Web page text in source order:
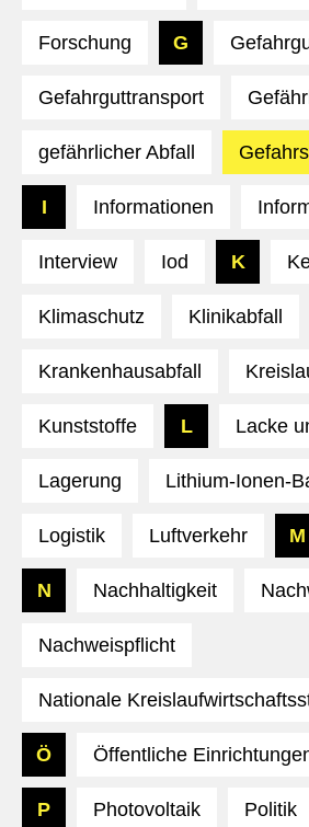
Forschung G
Gefahrguttransport
gefährlicher Abfall
I Informationen
Interview Iod K
Klimaschutz Klinikabfall
Krankenhausabfall
Kunststoffe L Lacke
Lagerung Lithium-Ionen-
Logistik Luftverkehr M
N Nachhaltigkeit
Nachweispflicht
Nationale
Ö Öffentliche
P Photovoltaik Politik